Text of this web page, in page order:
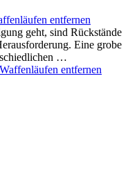
entfernen
geht, sind Rückstände
Eine grobe
…